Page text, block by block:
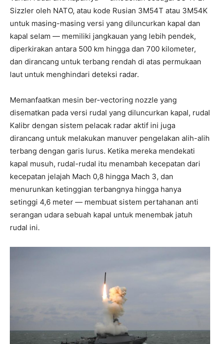
Sizzler oleh NATO, atau kode Rusian 3M54T atau 3M54K
untuk masing-masing versi yang diluncurkan kapal dan
kapal selam — memiliki jangkauan yang lebih pendek,
diperkirakan antara 500 km hingga dan 700 kilometer,
dan dirancang untuk terbang rendah di atas permukaan
laut untuk menghindari deteksi radar.
Memanfaatkan mesin ber-vectoring nozzle yang
disematkan pada versi rudal yang diluncurkan kapal, rudal
Kalibr dengan sistem pelacak radar aktif ini juga
dirancang untuk melakukan manuver pengelakan alih-alih
terbang dengan garis lurus. Ketika mereka mendekati
kapal musuh, rudal-rudal itu menambah kecepatan dari
kecepatan jelajah Mach 0,8 hingga Mach 3, dan
menurunkan ketinggian terbangnya hingga hanya
setinggi 4,6 meter — membuat sistem pertahanan anti
serangan udara sebuah kapal untuk menembak jatuh
rudal ini.